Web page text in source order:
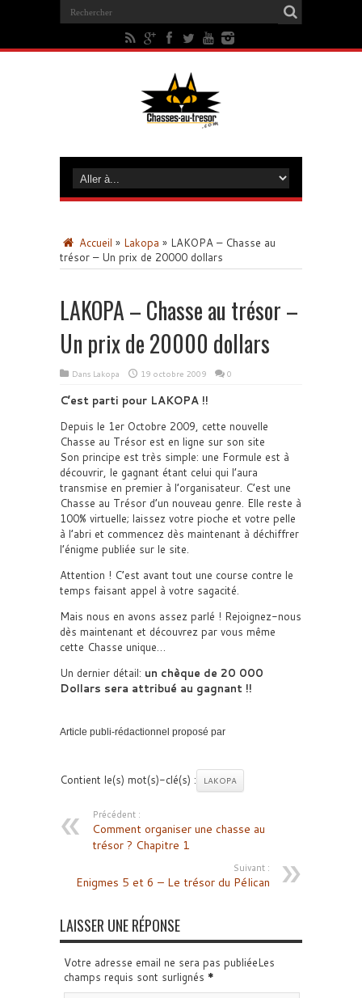
Accueil » Lakopa » LAKOPA – Chasse au
trésor – Un prix de 20000 dollars
LAKOPA – Chasse au trésor –
Un prix de 20000 dollars
Dans Lakopa 19 octobre 2009 0
C’est parti pour LAKOPA !!
Depuis le 1er Octobre 2009, cette nouvelle
Chasse au Trésor est en ligne sur son site
Son principe est très simple: une Formule est à
découvrir, le gagnant étant celui qui l’aura
transmise en premier à l’organisateur. C’est une
Chasse au Trésor d’un nouveau genre. Elle reste à
100% virtuelle; laissez votre pioche et votre pelle
à l’abri et commencez dès maintenant à déchiffrer
l’énigme publiée sur le site.
Attention ! C’est avant tout une course contre le
temps faisant appel à votre sagacité.
Mais nous en avons assez parlé ! Rejoignez-nous
dès maintenant et découvrez par vous même
cette Chasse unique…
Un dernier détail: un chèque de 20 000
Dollars sera attribué au gagnant !!
Article publi-rédactionnel proposé par
Contient le(s) mot(s)-clé(s) : LAKOPA
Précédent :
Comment organiser une chasse au
trésor ? Chapitre 1
Suivant :
Enigmes 5 et 6 – Le trésor du Pélican
LAISSER UNE RÉPONSE
Votre adresse email ne sera pas publiéeLes
champs requis sont surlignés *